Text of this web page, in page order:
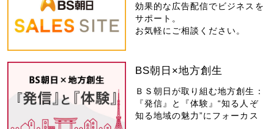
効果的な広告配信でビジネスを
サポート。
お気軽にご相談ください。
BS朝日×地方創生
ＢＳ朝日が取り組む地方創生：
『発信』と『体験』“知る人ぞ
知る地域の魅力”にフォーカス